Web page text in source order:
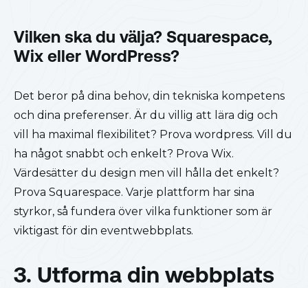
Vilken ska du välja? Squarespace,
Wix eller WordPress?
Det beror på dina behov, din tekniska kompetens
och dina preferenser. Är du villig att lära dig och
vill ha maximal flexibilitet? Prova wordpress. Vill du
ha något snabbt och enkelt? Prova Wix.
Värdesätter du design men vill hålla det enkelt?
Prova Squarespace. Varje plattform har sina
styrkor, så fundera över vilka funktioner som är
viktigast för din eventwebbplats.
3. Utforma din webbplats